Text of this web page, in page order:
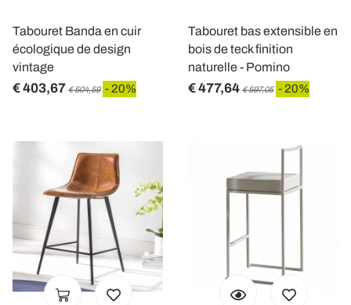
Tabouret Banda en cuir
écologique de design
vintage
€ 403,67 € 504,59 - 20%
Tabouret bas extensible en
bois de teck finition
naturelle - Pomino
€ 477,64 € 597,05 - 20%